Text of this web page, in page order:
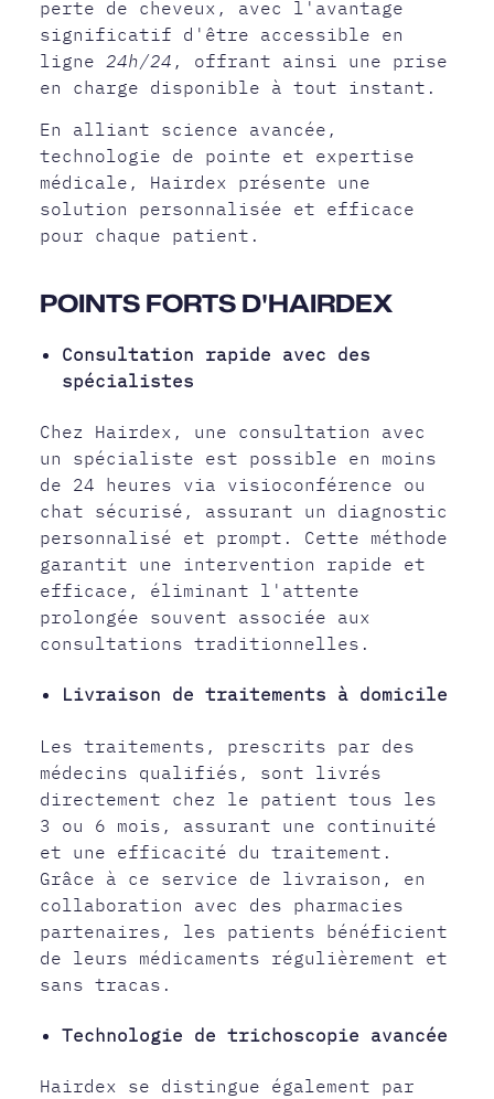
perte de cheveux, avec l'avantage
significatif d'être accessible en
ligne24h/24 , offrant ainsi une prise
en charge disponible à tout instant.
En alliant science avancée,
technologie de pointe et expertise
médicale, Hairdex présente une
solution personnalisée et efficace
pour chaque patient.
POINTS FORTS D'HAIRDEX
Consultation rapide avec des
spécialistes
Chez Hairdex, une consultation avec
un spécialiste est possible en moins
de 24 heures via visioconférence ou
chat sécurisé, assurant un diagnostic
personnalisé et prompt. Cette méthode
garantit une intervention rapide et
efficace, éliminant l'attente
prolongée souvent associée aux
consultations traditionnelles.
Livraison de traitements à domicile
Les traitements, prescrits par des
médecins qualifiés, sont livrés
directement chez le patient tous les
3 ou 6 mois, assurant une continuité
et une efficacité du traitement.
Grâce à ce service de livraison, en
collaboration avec des pharmacies
partenaires, les patients bénéficient
de leurs médicaments régulièrement et
sans tracas.
Technologie de trichoscopie avancée
Hairdex se distingue également par